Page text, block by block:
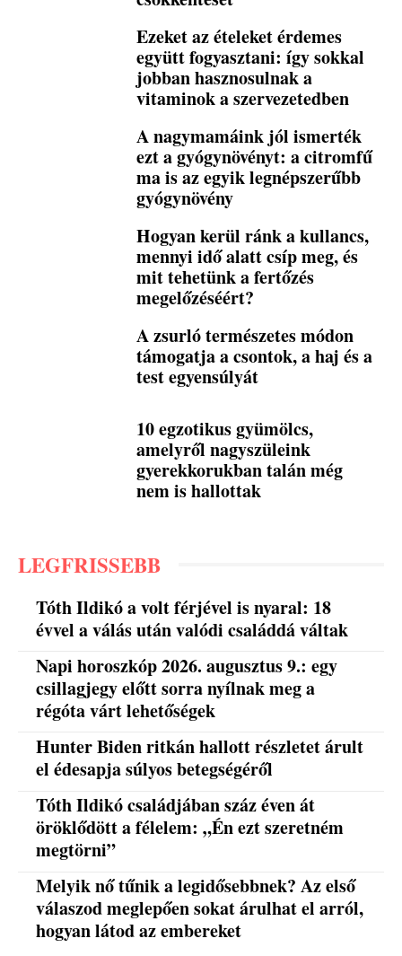
Ezeket az ételeket érdemes
együtt fogyasztani: így sokkal
jobban hasznosulnak a
vitaminok a szervezetedben
A nagymamáink jól ismerték
ezt a gyógynövényt: a citromfű
ma is az egyik legnépszerűbb
gyógynövény
Hogyan kerül ránk a kullancs,
mennyi idő alatt csíp meg, és
mit tehetünk a fertőzés
megelőzéséért?
A zsurló természetes módon
támogatja a csontok, a haj és a
test egyensúlyát
10 egzotikus gyümölcs,
amelyről nagyszüleink
gyerekkorukban talán még
nem is hallottak
LEGFRISSEBB
Tóth Ildikó a volt férjével is nyaral: 18
évvel a válás után valódi családdá váltak
Napi horoszkóp 2026. augusztus 9.: egy
csillagjegy előtt sorra nyílnak meg a
régóta várt lehetőségek
Hunter Biden ritkán hallott részletet árult
el édesapja súlyos betegségéről
Tóth Ildikó családjában száz éven át
öröklődött a félelem: „Én ezt szeretném
megtörni”
Melyik nő tűnik a legidősebbnek? Az első
válaszod meglepően sokat árulhat el arról,
hogyan látod az embereket